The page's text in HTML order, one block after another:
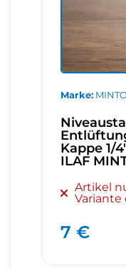
Marke
Kappe 1/
ILAF
Artikel
Variante
7 €